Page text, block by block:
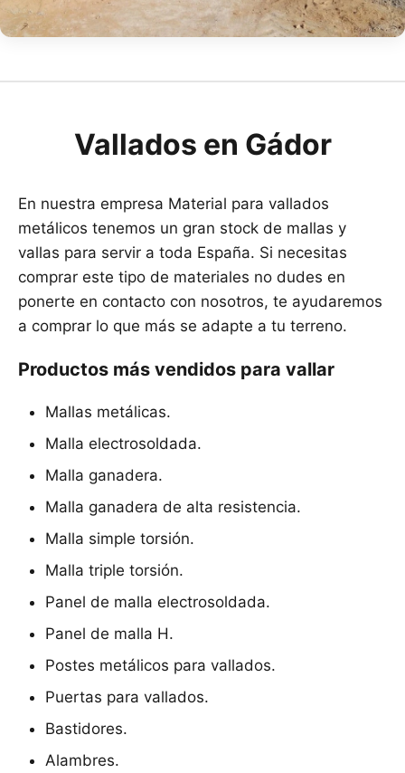
Vallados en Gádor
En nuestra empresa Material para vallados
metálicos tenemos un gran stock de mallas y
vallas para servir a toda España. Si necesitas
comprar este tipo de materiales no dudes en
ponerte en contacto con nosotros, te ayudaremos
a comprar lo que más se adapte a tu terreno.
Productos más vendidos para vallar
Mallas metálicas.
Malla electrosoldada.
Malla ganadera.
Malla ganadera de alta resistencia.
Malla simple torsión.
Malla triple torsión.
Panel de malla electrosoldada.
Panel de malla H.
Postes metálicos para vallados.
Puertas para vallados.
Bastidores.
Alambres.